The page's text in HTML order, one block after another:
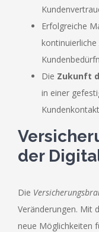
Erfolgreiche
kontinuierliche
Die Zukunft
in einer
der
Die
Veränderungen. Mit
neue Möglichkeiten